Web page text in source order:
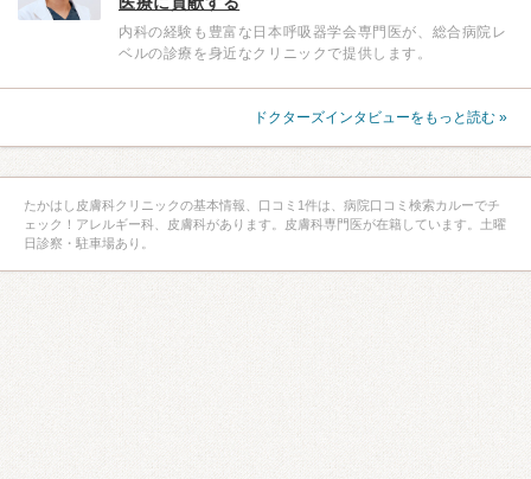
内科の経験も豊富な日本呼吸器学会専門医が、総合病院レ
ベルの診療を身近なクリニックで提供します。
ドクターズインタビューをもっと読む »
たかはし皮膚科クリニックの基本情報、口コミ1件は、病院口コミ検索カルーでチ
ェック！アレルギー科、皮膚科があります。皮膚科専門医が在籍しています。土曜
日診察・駐車場あり。